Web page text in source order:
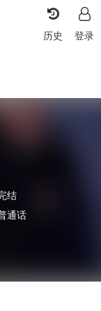
登录
历史
结
通话